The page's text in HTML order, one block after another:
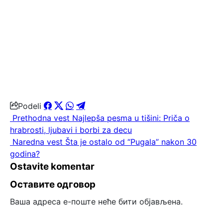
Podeli
Prethodna vest Najlepša pesma u tišini: Priča o
hrabrosti, ljubavi i borbi za decu
Naredna vest Šta je ostalo od “Pugala” nakon 30
godina?
Ostavite komentar
Оставите одговор
Ваша адреса е-поште неће бити објављена.